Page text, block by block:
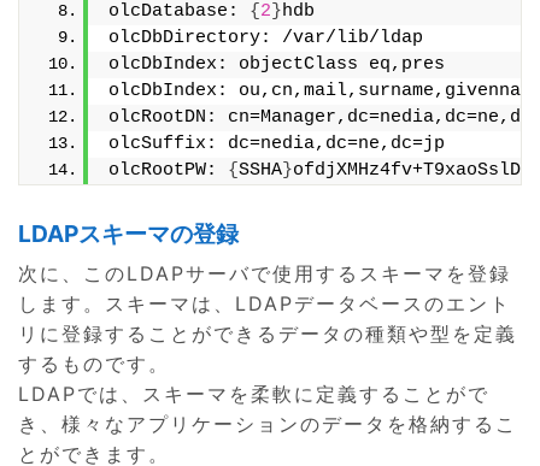
olcDatabase: { 2 }hdb
olcDbDirectory: /var/lib/ldap
olcDbIndex: objectClass eq,pres
olcDbIndex:
olcRootDN:
olcSuffix: dc=nedia,dc=ne,dc=jp
olcRootPW: {SSHA}
LDAPスキーマの登録
次に、このLDAPサーバで使用するスキーマを登録
します。スキーマは、LDAPデータベースのエント
リに登録することができるデータの種類や型を定義
するものです。
LDAPでは、スキーマを柔軟に定義することがで
き、様々なアプリケーションのデータを格納するこ
とができます。